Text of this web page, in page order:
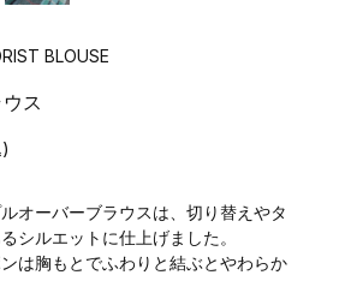
BLOUSE
ス
オーバーブラウスは、切り替えやタ
シルエットに仕上げました。
は胸もとでふわりと結ぶとやわらか